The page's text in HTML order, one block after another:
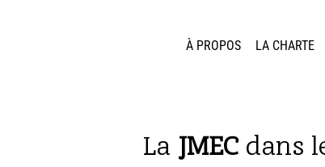
À PROPOS LA CHARTE
La JMECdans